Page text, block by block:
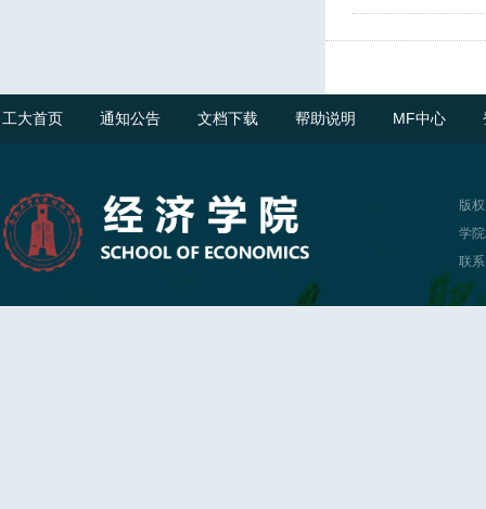
工大首页 通知公告 文档下载 帮助说明 MF中心
版
学
联